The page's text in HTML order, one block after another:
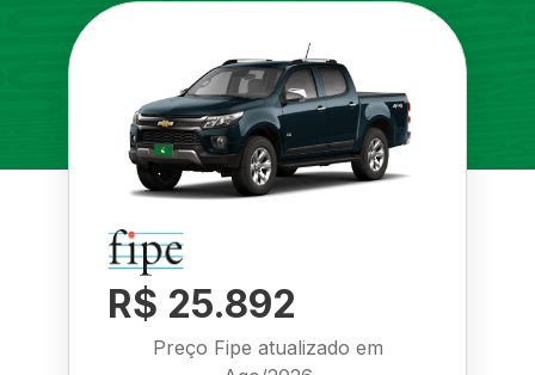
R$ 25.892
Preço Fipe atualizado em